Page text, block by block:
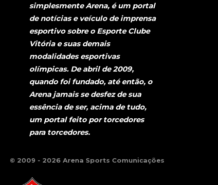
simplesmente Arena, é um portal
de notícias e veículo de imprensa
esportivo sobre o Esporte Clube
Vitória e suas demais
modalidades esportivas
olímpicas. De abril de 2009,
quando foi fundado, até então, o
Arena jamais se desfez de sua
essência de ser, acima de tudo,
um portal feito por torcedores
para torcedores.
© 2009 - 2026 Arena Sports Comunicações